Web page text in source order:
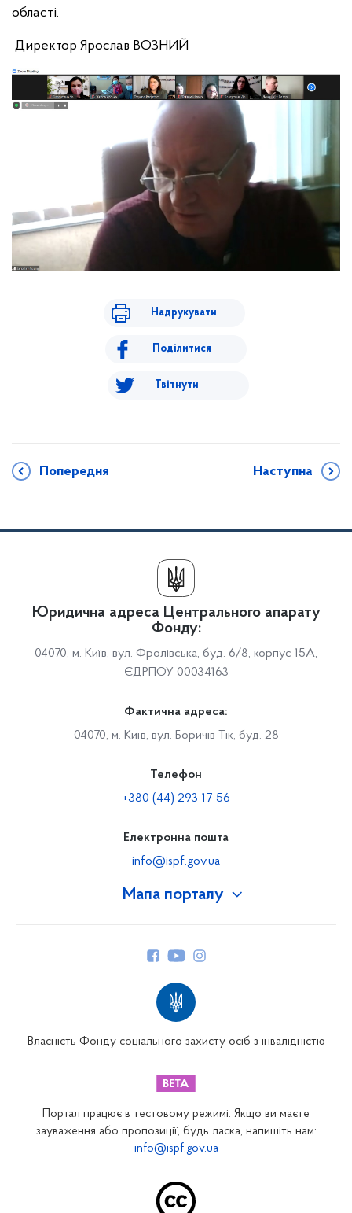
області.
Директор Ярослав ВОЗНИЙ
Надрукувати
Поділитися
Твітнути
Попередня Наступна
Мапа порталу
Закарпатське відділення
Запорізьке відділення
Юридична адреса Центрального апарату
Фонду:
04070, м. Київ, вул. Фролівська, буд. 6/8, корпус 15А,
ЄДРПОУ 00034163
Фактична адреса:
04070, м. Київ, вул. Боричів Тік, буд. 28
Телефон
+380 (44) 293-17-56
Електронна пошта
info@ispf.gov.ua
Власність Фонду соціального захисту осіб з інвалідністю
Портал працює в тестовому режимі. Якщо ви маєте
зауваження або пропозиції, будь ласка, напишіть нам:
info@ispf.gov.ua